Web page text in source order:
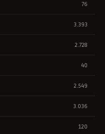
76
3.393
2.728
40
2.549
3.036
120